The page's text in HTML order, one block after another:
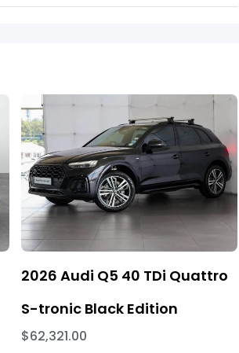
2026 Audi Q5 40 TDi Quattro
S-tronic Black Edition
$62,321.00